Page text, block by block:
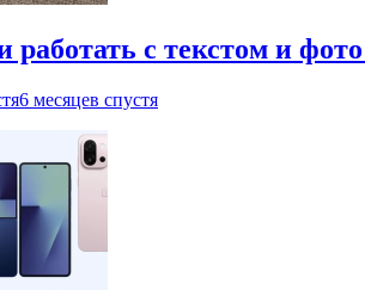
работать с текстом и
6 месяцев спустя